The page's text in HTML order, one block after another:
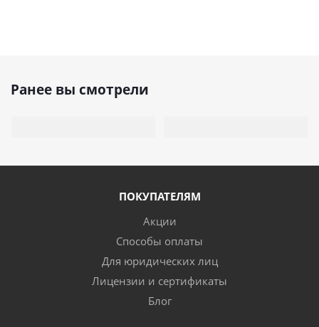
Ранее вы смотрели
ПОКУПАТЕЛЯМ
Акции
Способы оплаты
Для юридических лиц
Лицензии и сертификаты
Блог